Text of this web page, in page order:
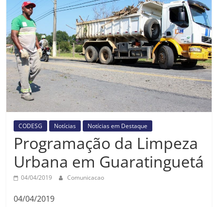
Prefeitura
Estância
Turística
Guaratinguetá
CODESG Notícias Notícias em Destaque
Programação da Limpeza
Urbana em Guaratinguetá
04/04/2019 Comunicacao
04/04/2019